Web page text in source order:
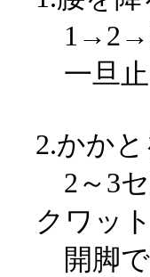
1→2→3
一旦止
2.かか
2～3
クワット
開脚で